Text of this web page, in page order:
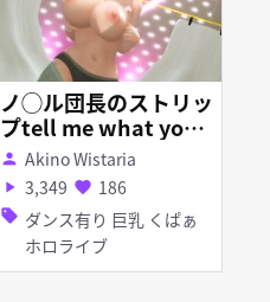
ノ◯ル団長のストリッ
プtell me what you
wantダンス
person Akino Wistaria
play_arrow 3,349 favorite 186
sell ダンス有り 巨乳 くぱぁ
ホロライブ